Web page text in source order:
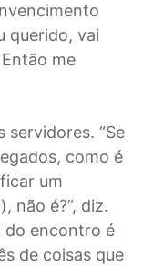
querido, vai
me
“Se
como é
um
não é?”, diz.
do encontro é
de coisas que